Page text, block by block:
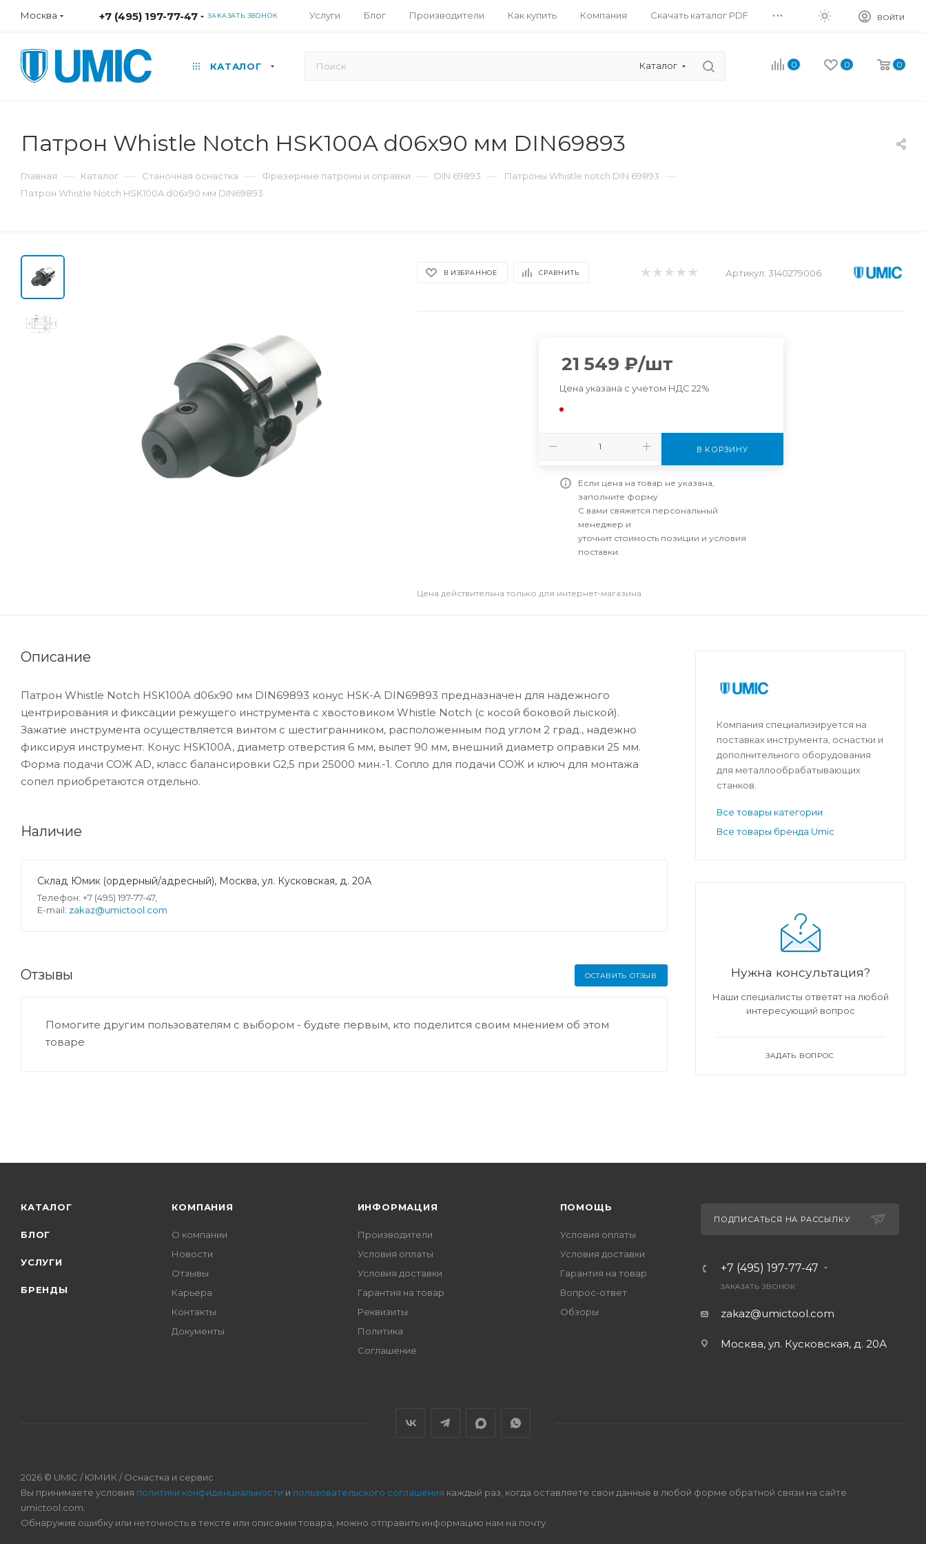
Москва +7 (495) 197-77-47 ЗАКАЗАТЬ ЗВОНОК Услуги Блог Производители Как купить Компания Скачать каталог PDF ... ВОЙТИ
КАТАЛОГ Каталог 0 0 0
Патрон Whistle Notch HSK100A d06x90 мм DIN69893
Главная — Каталог — Станочная оснастка — Фрезерные патроны и оправки — DIN 69893 — Патроны Whistle notch DIN 69893 —
Патрон Whistle Notch HSK100A d06x90 мм DIN69893
В ИЗБРАННОЕ СРАВНИТЬ Артикул: 3140279006
21 549 ₽/шт
Цена указана с учетом НДС 22%
В КОРЗИНУ
Если цена на товар не указана,
заполните форму
С вами свяжется персональный
менеджер и
уточнит стоимость позиции и условия
поставки.
Цена действительна только для интернет-магазина
Описание
Патрон Whistle Notch HSK100A d06x90 мм DIN69893 конус HSK-A DIN69893 предназначен для надежного
центрирования и фиксации режущего инструмента с хвостовиком Whistle Notch (с косой боковой лыской).
Зажатие инструмента осуществляется винтом с шестигранником, расположенным под углом 2 град., надежно
фиксируя инструмент. Конус HSK100A, диаметр отверстия 6 мм, вылет 90 мм, внешний диаметр оправки 25 мм.
Форма подачи СОЖ AD, класс балансировки G2,5 при 25000 мин.-1. Сопло для подачи СОЖ и ключ для монтажа
сопел приобретаются отдельно.
Наличие
Склад Юмик (ордерный/адресный), Москва, ул. Кусковская, д. 20А
Телефон: +7 (495) 197-77-47,
E-mail: zakaz@umictool.com
Отзывы ОСТАВИТЬ ОТЗЫВ
Помогите другим пользователям с выбором - будьте первым, кто поделится своим мнением об этом
товаре
Компания специализируется на
поставках инструмента, оснастки и
дополнительного оборудования
для металлообрабатывающих
станков.
Все товары категории
Все товары бренда Umic
Нужна консультация?
Наши специалисты ответят на любой
интересующий вопрос
ЗАДАТЬ ВОПРОС
КАТАЛОГ
БЛОГ
УСЛУГИ
БРЕНДЫ
КОМПАНИЯ
О компании
Новости
Отзывы
Карьера
Контакты
Документы
ИНФОРМАЦИЯ
Производители
Условия оплаты
Условия доставки
Гарантия на товар
Реквизиты
Политика
Соглашение
ПОМОЩЬ
Условия оплаты
Условия доставки
Гарантия на товар
Вопрос-ответ
Обзоры
ПОДПИСАТЬСЯ НА РАССЫЛКУ
+7 (495) 197-77-47
ЗАКАЗАТЬ ЗВОНОК
zakaz@umictool.com
Москва, ул. Кусковская, д. 20А
2026 © UMIC / ЮМИК / Оснастка и сервис
Вы принимаете условия политики конфиденциальности и пользовательского соглашения каждый раз, когда оставляете свои данные в любой форме обратной связи на сайте
umictool.com.
Обнаружив ошибку или неточность в тексте или описании товара, можно отправить информацию нам на почту.